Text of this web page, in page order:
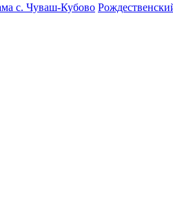
с. Чуваш‑Кубово